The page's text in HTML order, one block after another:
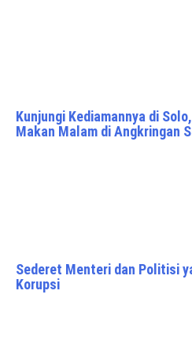
Kunjungi Kediamannya di
Makan Malam di Angkringan
Sederet Menteri dan Politisi
Korupsi